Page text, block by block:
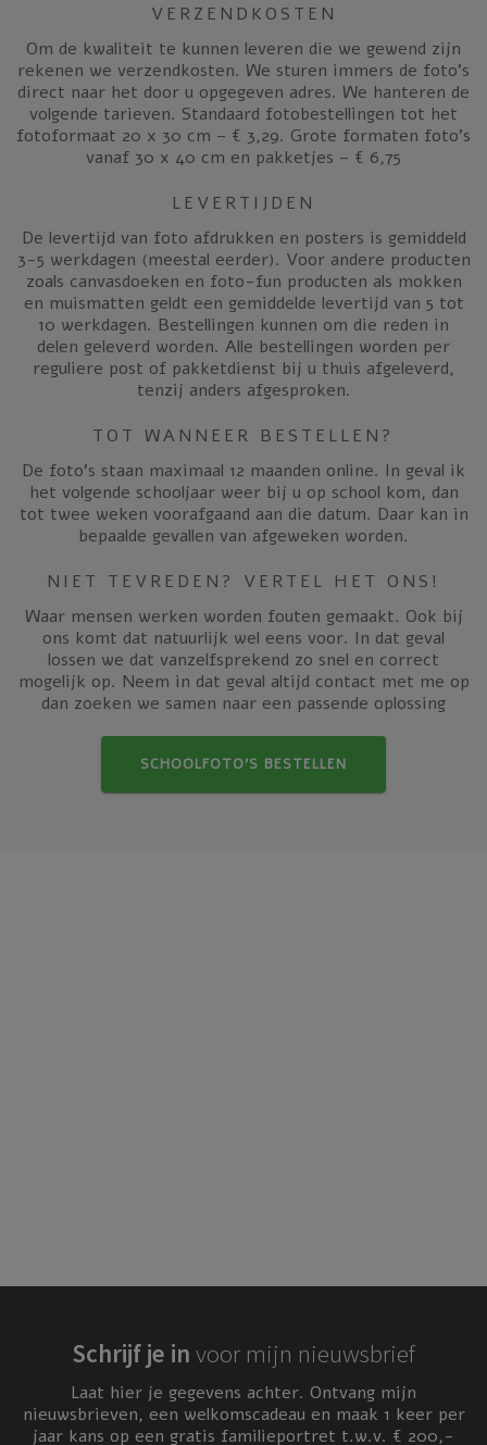
VERZENDKOSTEN
Om de kwaliteit te kunnen leveren die we gewend zijn
rekenen we verzendkosten. We sturen immers de foto’s
direct naar het door u opgegeven adres. We hanteren de
volgende tarieven. Standaard fotobestellingen tot het
fotoformaat 20 x 30 cm – € 3,29. Grote formaten foto’s
vanaf 30 x 40 cm en pakketjes – € 6,75
LEVERTIJDEN
De levertijd van foto afdrukken en posters is gemiddeld
3-5 werkdagen (meestal eerder). Voor andere producten
zoals canvasdoeken en foto-fun producten als mokken
en muismatten geldt een gemiddelde levertijd van 5 tot
10 werkdagen. Bestellingen kunnen om die reden in
delen geleverd worden. Alle bestellingen worden per
reguliere post of pakketdienst bij u thuis afgeleverd,
tenzij anders afgesproken.
TOT WANNEER BESTELLEN?
De foto’s staan maximaal 12 maanden online. In geval ik
het volgende schooljaar weer bij u op school kom, dan
tot twee weken voorafgaand aan die datum. Daar kan in
bepaalde gevallen van afgeweken worden.
NIET TEVREDEN? VERTEL HET ONS!
Waar mensen werken worden fouten gemaakt. Ook bij
ons komt dat natuurlijk wel eens voor. In dat geval
lossen we dat vanzelfsprekend zo snel en correct
mogelijk op. Neem in dat geval altijd contact met me op
dan zoeken we samen naar een passende oplossing
SCHOOLFOTO’S BESTELLEN
Schrijf je in voor mijn nieuwsbrief
Laat hier je gegevens achter. Ontvang mijn
nieuwsbrieven, een welkomscadeau en maak 1 keer per
jaar kans op een gratis familieportret t.w.v. € 200,-